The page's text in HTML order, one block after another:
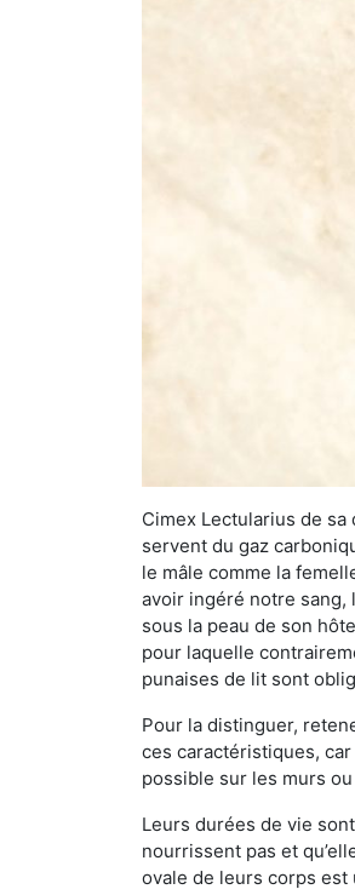
Cimex Lectularius de
servent du gaz
le mâle comme la
avoir ingéré notre sang,
sous la peau de son
pour laquelle
punaises de lit sont
Pour la distinguer,
ces caractéristiques,
possible sur les murs
Leurs durées de vie
nourrissent pas et
ovale de leurs corps